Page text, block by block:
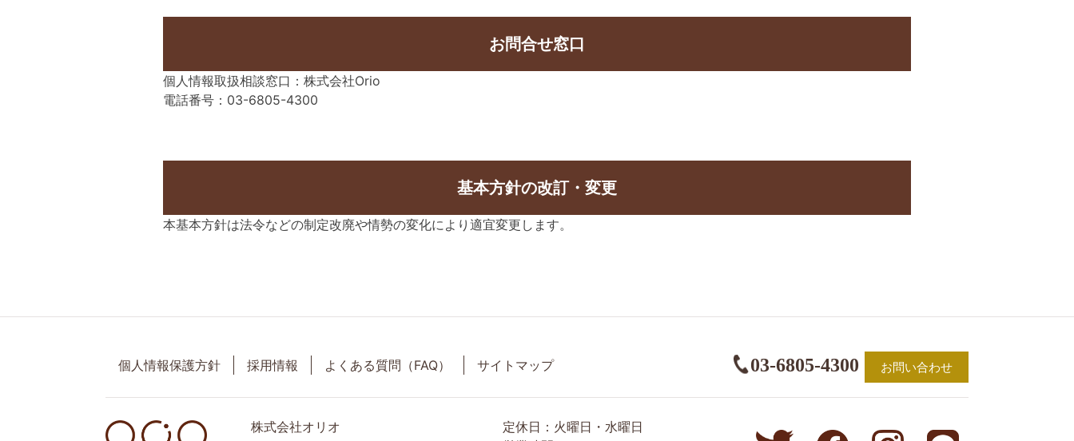
お問合せ窓口
個人情報取扱相談窓口：株式会社Orio
電話番号：03-6805-4300
基本方針の改訂・変更
本基本方針は法令などの制定改廃や情勢の変化により適宜変更します。
個人情報保護方針 採用情報 よくある質問（FAQ） サイトマップ 03-6805-4300 お問い合わせ
株式会社オリオ
定休日：火曜日・水曜日